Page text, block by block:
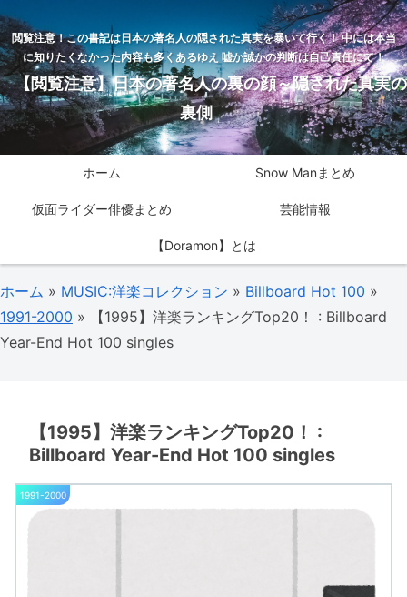
閲覧注意！この書記は日本の著名人の隠された真実を暴いて行く！ 中には本当
に知りたくなかった内容も多くあるゆえ 嘘か誠かの判断は自己責任にて！
【閲覧注意】日本の著名人の裏の顔～隠された真実の
裏側
ホーム Snow Manまとめ
仮面ライダー俳優まとめ 芸能情報
【Doramon】とは
ホーム » MUSIC:洋楽コレクション » Billboard Hot 100 »
1991-2000 » 【1995】洋楽ランキングTop20！ : Billboard
Year-End Hot 100 singles
【1995】洋楽ランキングTop20！ :
Billboard Year-End Hot 100 singles
1991-2000